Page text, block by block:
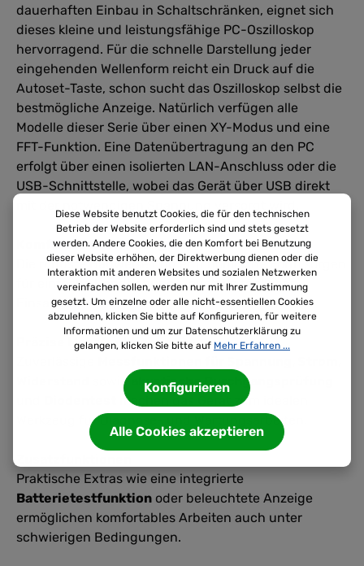
dauerhaften Einbau in Schaltschränken, eignet sich
dieses kleine und leistungsfähige PC-Oszilloskop
hervorragend. Für die schnelle Darstellung jeder
eingehenden Wellenform reicht ein Druck auf die
Autoset-Taste, schon sucht das Oszilloskop selbst die
bestmögliche Anzeige. Natürlich verfügen alle
Modelle dieser Serie über einen XY-Modus und eine
FFT-Funktion. Eine Datenübertragung an den PC
erfolgt über einen isolierten LAN-Anschluss oder die
USB-Schnittstelle, wobei das Gerät über USB direkt
Komfortables Handling
Die robuste Bauweise und ergonomische Form sorgen
für einfache Handhabung – auch im täglichen
Einsatz.
Präzise Messfunktionen
sowie
akustische Durchgangsprüfung
machen das Gerät zum idealen
Werkzeug für Diagnose- und Wartungsarbeiten.
Praktische Extras wie eine integrierte
Batterietestfunktion oder beleuchtete Anzeige
ermöglichen komfortables Arbeiten auch unter
schwierigen Bedingungen.
Diese Website benutzt Cookies, die für den technischen
Betrieb der Website erforderlich sind und stets gesetzt
werden. Andere Cookies, die den Komfort bei Benutzung
dieser Website erhöhen, der Direktwerbung dienen oder die
Interaktion mit anderen Websites und sozialen Netzwerken
vereinfachen sollen, werden nur mit Ihrer Zustimmung
gesetzt. Um einzelne oder alle nicht-essentiellen Cookies
abzulehnen, klicken Sie bitte auf Konfigurieren, für weitere
Informationen und um zur Datenschutzerklärung zu
gelangen, klicken Sie bitte auf Mehr Erfahren ...
Konfigurieren
Alle Cookies akzeptieren